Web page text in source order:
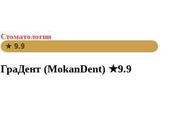
Стоматологии
★ 9.9
ГраДент (MokanDent) ★9.9